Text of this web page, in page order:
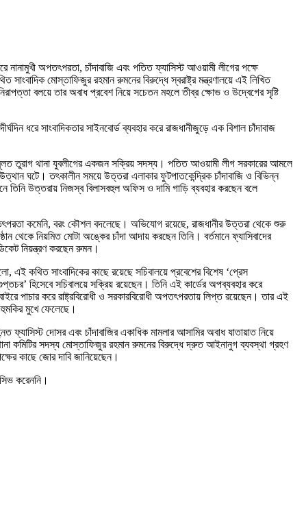
নানামুখী অপতৎপরতা, চাঁদাবাজি এবং পতিত ফ্যাসিস্ট আওয়ামী লীগের পক্ষে
মোস্তাফিজুর রহমান রুমনের বিরুদ্ধে স্বরাষ্ট্র মন্ত্রণালয়ে এই লিখিত
বলয়ে তার অবাধ প্রবেশ নিয়ে সচেতন মহলে তীব্র ক্ষোভ ও উদ্বেগের সৃষ্টি
ধরে সাংবাদিকতার সাইনবোর্ড ব্যবহার করে রাজধানীজুড়ে এক বিশাল চাঁদাবাজ
তুরাগ থানা যুবলীগের একজন সক্রিয় সদস্য। পতিত আওয়ামী লীগ সরকারের আমলে
ঘটে। তৎকালীন সময়ে উত্তরা এলাকার ফুটপাতকেন্দ্রিক চাঁদাবাজি ও বিভিন্ন
তিনি উত্তরায় নিজস্ব বিলাসবহুল অফিস ও দামি গাড়ি ব্যবহার করছেন বলে
কমেনি, বরং কৌশল বদলেছে। অভিযোগ রয়েছে, রাজধানীর উত্তরা থেকে শুরু
থেকে নিয়মিত মোটা অঙ্কের চাঁদা আদায় করছেন তিনি। বর্তমানে ফ্যাসিবাদের
নিয়ন্ত্রণ করছেন রুমন।
কথিত সাংবাদিকের কাছে রয়েছে সচিবালয়ে প্রবেশের বিশেষ ‘প্রেস
হিসেবে সচিবালয়ে সক্রিয় রয়েছেন। তিনি এই কার্ডের অপব্যবহার করে
পাচার করে রাষ্ট্রবিরোধী ও সরকারবিরোধী অপতৎপরতায় লিপ্ত রয়েছেন। তার এই
হুমকির মুখে ফেলেছে।
দোসর এবং চাঁদাবাজির একাধিক মামলার আসামির অবাধ যাতায়াত নিয়ে
কমিটির সদস্য মোস্তাফিজুর রহমান রুমনের বিরুদ্ধে দ্রুত আইনানুগ ব্যবস্থা গ্রহণ
কাছে জোর দাবি জানিয়েছেন।
করেননি।